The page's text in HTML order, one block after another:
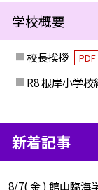
学校概要
校長挨拶 PDF
R8 根岸小学
新着記事
8/7( 金 ) 館山臨海